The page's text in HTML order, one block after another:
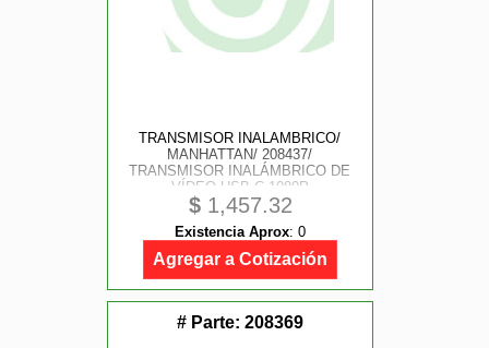
TRANSMISOR INALAMBRICO/
MANHATTAN/ 208437/
TRANSMISOR INALÁMBRICO DE
VÍDEO USB-C 1080P
$1,457.32
Existencia Aprox: 0
Agregar a Cotización
# Parte: 208369